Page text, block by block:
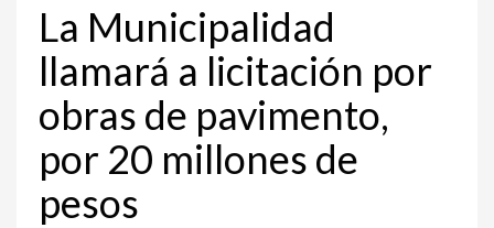
La Municipalidad
llamará a licitación por
obras de pavimento,
por 20 millones de
pesos